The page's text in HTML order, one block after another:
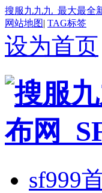
搜服九九九_最大最全
网站地图| TAG标签
设为首页
sf999